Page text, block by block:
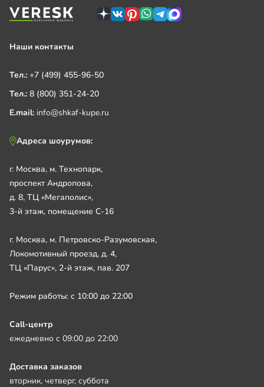
Наши контакты
Тел.: +7 (499) 455-96-50
Тел.: 8 (800) 351-24-20
E.mail: info@shkaf-kupe.ru
Адреса шоурумов:
г. Москва, м. Технопарк,
проспект Андропова,
д. 8, ТЦ «Мегаполис»,
3-й этаж, помещение С-16
г. Москва, м. Петровско-Разумовская,
Локомотивный проезд, д. 4,
ТЦ «Парус», 2-й этаж, пав. 207
Режим работы: с 10:00 до 22:00
Call-центр
ежедневно с 09:00 до 22:00
Доставка заказов
вторник, четверг, суббота